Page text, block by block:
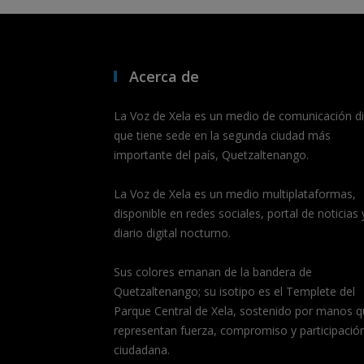
Acerca de
La Voz de Xela es un medio de comunicación
que tiene sede en la segunda ciudad más
importante del país, Quetzaltenango.
La Voz de Xela es un medio multiplataformas,
disponible en redes sociales, portal de noticias
diario digital nocturno.
Sus colores emanan de la bandera de
Quetzaltenango; su isotipo es el Templete del
Parque Central de Xela, sostenido por manos
representan fuerza, compromiso y
ciudadana.